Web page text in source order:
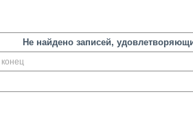
Не найдено записей,
конец